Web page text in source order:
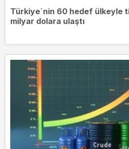
Türkiye`nin 60 hedef ülkeyle
milyar dolara ulaştı